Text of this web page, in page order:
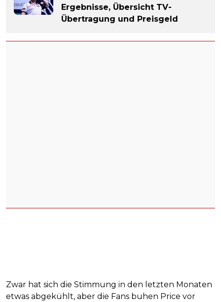
Ergebnisse, Übersicht TV-
Übertragung und Preisgeld
Zwar hat sich die Stimmung in den letzten Monaten
etwas abgekühlt, aber die Fans buhen Price vor